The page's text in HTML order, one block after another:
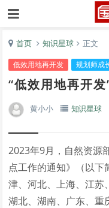
首页 知识星球 正文
低效用地再开发 规划师成
“低效用地再开
黄小小 知识星球
2023年9月，自然资源
点工作的通知》（以
津、河北、上海、江苏
湖北、湖南、广东、重